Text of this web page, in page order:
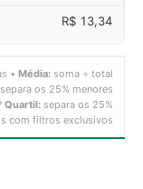
R$ 13,34
• Média: soma ÷ total
separa os 25% menores
Quartil: separa os 25%
com filtros exclusivos